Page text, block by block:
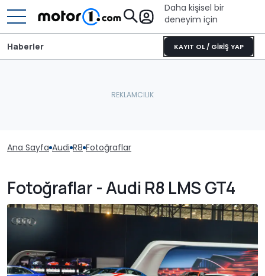
Daha kişisel bir
deneyim için
KAYIT OL / GİRİŞ YAP
Haberler
Ana Sayfa Audi R8 Fotoğraflar
Fotoğraflar - Audi R8 LMS GT4